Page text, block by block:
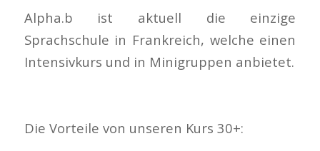
Alpha.b ist aktuell die einzige
Sprachschule in Frankreich, welche einen
Intensivkurs und in Minigruppen anbietet.
Die Vorteile von unseren Kurs 30+: